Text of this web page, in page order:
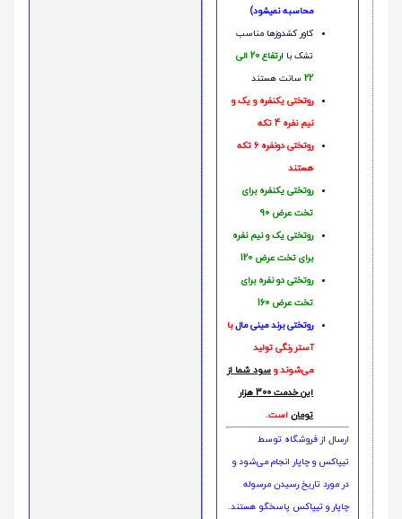
محاسبه نمیشود)
کاور کشدوزها مناسب
تشک با ا
رتفاع 20 الی
22 سانت هستند
روتختی یکنفره و یک و
نیم نفره 4 تکه
روتختی دونفره 6 تکه
هستند
روتختی یکنفره برای
تخت عرض 90
روتختی یک و نیم نفره
برای تخت عرض 120
روتختی دو نفره برای
تخت عرض 160
روتختی‌ برند مینی مالبا
آستر رنگی تولید
می‌شوند و سود شما از
این خدمت 300 هزار
تومان است.
ارسال از فروشگاه توسط
تیپاکس و چاپار انجام می‌شود و
در مورد تاریخ رسیدن مرسوله
چاپار و تیپاکس پاسخگو هستند.